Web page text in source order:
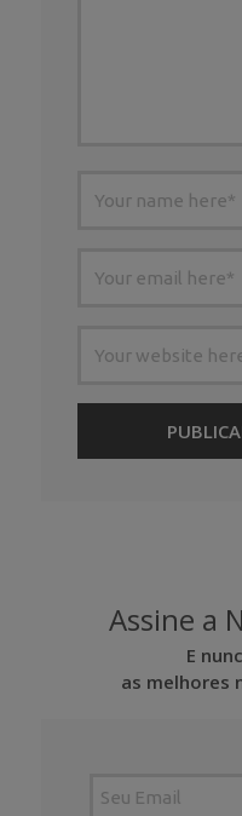
Assine a
E
as melhores